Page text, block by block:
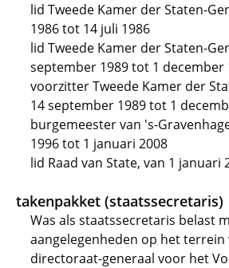
lid Tweede Kamer der Staten-
1986 tot 14 juli 1986
lid Tweede Kamer der Staten-
september 1989 tot 1 december
voorzitter Tweede Kamer der
14 september 1989 tot 1
burgemeester van 's-
1996 tot 1 januari 2008
lid Raad van State, van 1 januari
takenpakket (staatssecretaris)
Was als staatssecretaris belast
aangelegenheden op het terrein
directoraat-generaal voor het